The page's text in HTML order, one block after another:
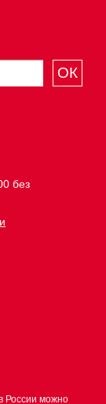
ОК
без
России можно